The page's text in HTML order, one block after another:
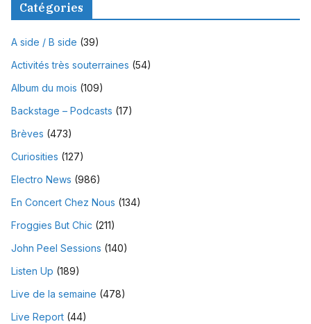
Catégories
A side / B side (39)
Activités très souterraines (54)
Album du mois (109)
Backstage – Podcasts (17)
Brèves (473)
Curiosities (127)
Electro News (986)
En Concert Chez Nous (134)
Froggies But Chic (211)
John Peel Sessions (140)
Listen Up (189)
Live de la semaine (478)
Live Report (44)